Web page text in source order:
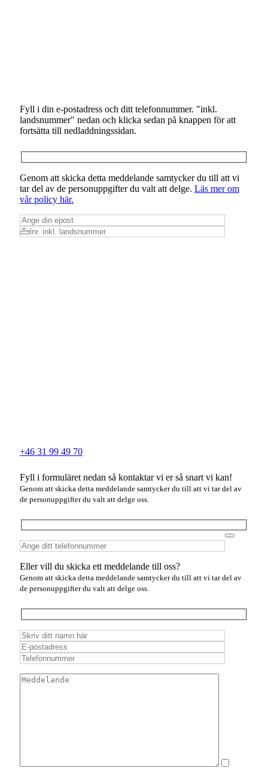
Fyll i din e-postadress och ditt telefonnummer. "inkl.
landsnummer" nedan och klicka sedan på knappen för att
fortsätta till nedladdningssidan.
Genom att skicka detta meddelande samtycker du till att vi
tar del av de personuppgifter du valt att delge. Läs mer om
vår policy här.
+46 31 99 49 70
Fyll i formuläret nedan så kontaktar vi er så snart vi kan!
Genom att skicka detta meddelande samtycker du till att vi tar del av
de personuppgifter du valt att delge oss.
Eller vill du skicka ett meddelande till oss?
Genom att skicka detta meddelande samtycker du till att vi tar del av
de personuppgifter du valt att delge oss.